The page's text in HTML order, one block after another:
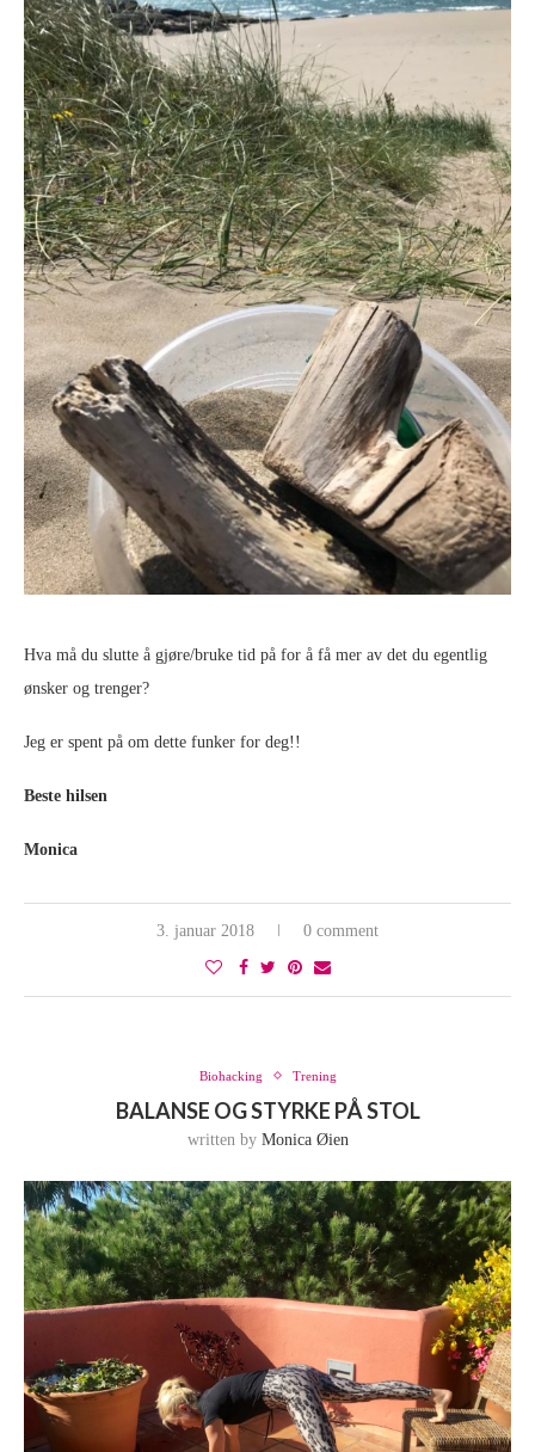
Hva må du slutte å gjøre/bruke tid på for å få mer av det du egentlig
ønsker og trenger?
Jeg er spent på om dette funker for deg!!
Beste hilsen
Monica
3. januar 2018 0 comment
Biohacking Trening
BALANSE OG STYRKE PÅ STOL
written by Monica Øien